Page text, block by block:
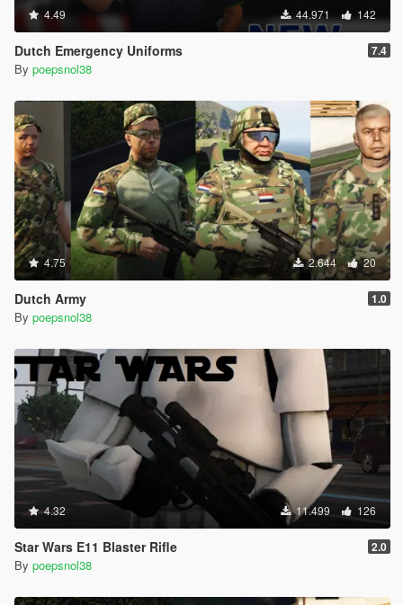
4.49 44.971 142
Dutch Emergency Uniforms 7.4
By poepsnol38
4.75 2.644 20
Dutch Army 1.0
By poepsnol38
4.32 11.499 126
Star Wars E11 Blaster Rifle 2.0
By poepsnol38